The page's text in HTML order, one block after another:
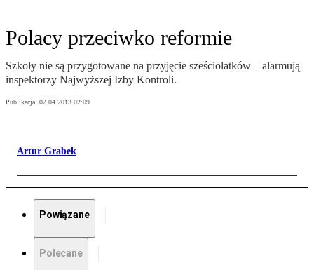
Polacy przeciwko reformie
Szkoły nie są przygotowane na przyjęcie sześciolatków – alarmują
inspektorzy Najwyższej Izby Kontroli.
Publikacja: 02.04.2013 02:09
Artur Grabek
Powiązane
Polecane